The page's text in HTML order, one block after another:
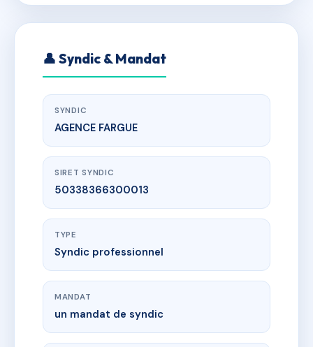
👤 Syndic & Mandat
SYNDIC
AGENCE FARGUE
SIRET SYNDIC
50338366300013
TYPE
Syndic professionnel
MANDAT
un mandat de syndic